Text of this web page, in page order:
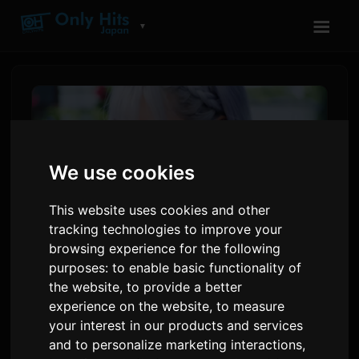
We use cookies
This website uses cookies and other
tracking technologies to improve your
browsing experience for the following
purposes:to enable basic functionality of
the website,to provide a better
experience on the website,to measure
your interest in our products and services
and to personalize marketing interactions,
▼ ☰
ರಿಯೋನಾ 'ಅಮೊರೆ' ಸಂಗೀತ
ವೀಡಿಯೊ ಅಕಾಶವಾಣಿ 'ಕಿಮಿಶಿನು'ಗಾಗಿ
ಪ್ರಥಮ ಪ್ರದರ್ಶನ ಘೋಷಿಸಿದ್ದಾರೆ